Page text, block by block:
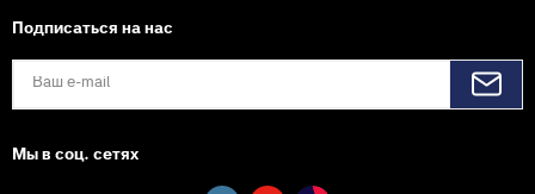
Подписаться на нас
Мы в соц. сетях